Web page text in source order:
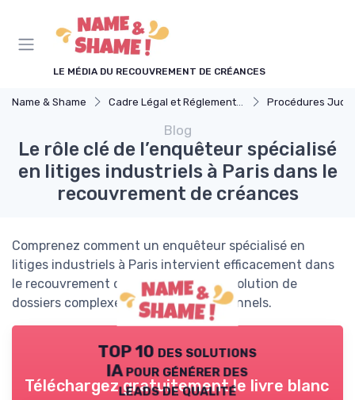
LE MÉDIA DU RECOUVREMENT DE CRÉANCES
Name & Shame Cadre Légal et Réglementaire Procédures Judiciaires et
Blog
Le rôle clé de l’enquêteur spécialisé
en litiges industriels à Paris dans le
recouvrement de créances
Comprenez comment un enquêteur spécialisé en
litiges industriels à Paris intervient efficacement dans
le recouvrement de créances et la résolution de
dossiers complexes pour les professionnels.
TOP 10 des solutions
IA pour générer des
leads de qualité
Téléchargez gratuitement le livre blanc